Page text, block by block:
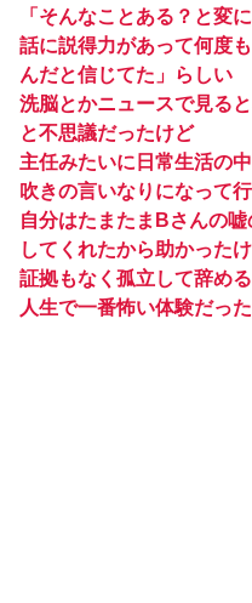
「そんなことある？と変
話に説得力があって何度
んだと信じてた」らしい
洗脳とかニュースで見る
と不思議だったけど
主任みたいに日常生活の
吹きの言いなりになって
自分はたまたまBさんの
してくれたから助かった
証拠もなく孤立して辞め
人生で一番怖い体験だった